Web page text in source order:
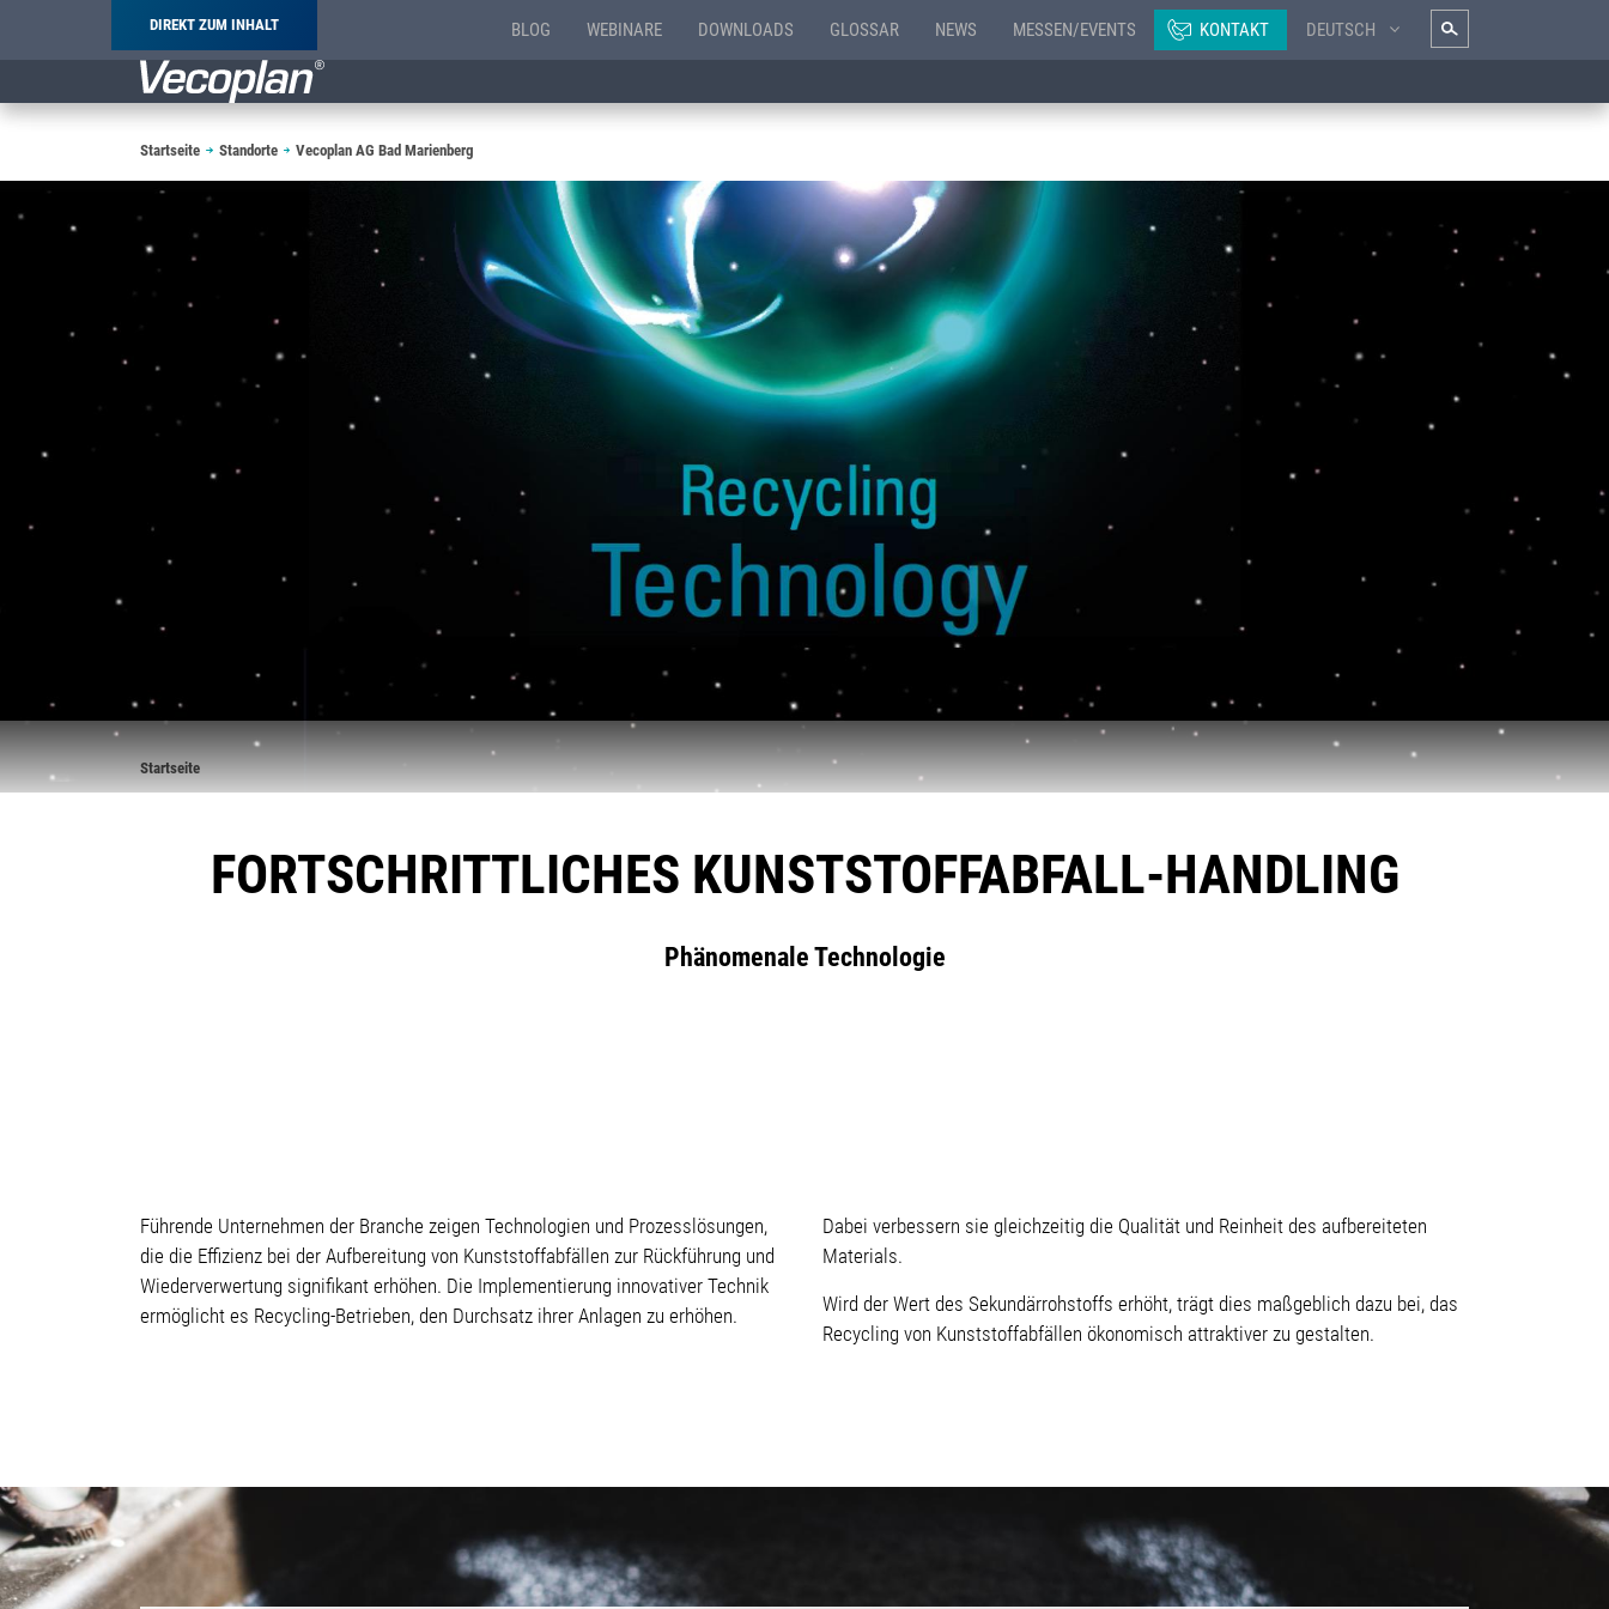
DIREKT ZUM INHALT BLOG WEBINARE DOWNLOADS GLOSSAR NEWS MESSEN/EVENTS KONTAKT DEUTSCH
Pfadnavigation
Startseite Standorte Vecoplan AG Bad Marienberg
Pfadnavigation
Startseite
FORTSCHRITTLICHES KUNSTSTOFFABFALL-HANDLING
Phänomenale Technologie
Führende Unternehmen der Branche zeigen Technologien und Prozesslösungen,
die die Effizienz bei der Aufbereitung von Kunststoffabfällen zur Rückführung und
Wiederverwertung signifikant erhöhen. Die Implementierung innovativer Technik
ermöglicht es Recycling-Betrieben, den Durchsatz ihrer Anlagen zu erhöhen.
Dabei verbessern sie gleichzeitig die Qualität und Reinheit des aufbereiteten
Materials.
Wird der Wert des Sekundärrohstoffs erhöht, trägt dies maßgeblich dazu bei, das
Recycling von Kunststoffabfällen ökonomisch attraktiver zu gestalten.